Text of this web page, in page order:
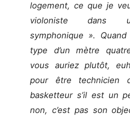
logement, ce que je
violoniste dans
symphonique ».
type d’un mètre
vous auriez plutôt,
pour être technicien
basketteur s’il est un
non, c’est pas son